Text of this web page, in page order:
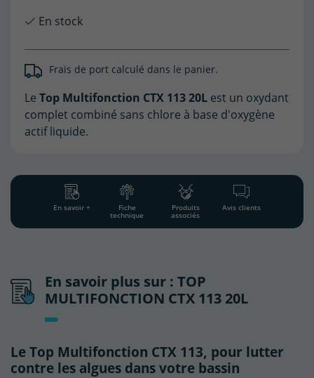
(1 avis)
En stock
Frais de port calculé dans le panier.
Le Top Multifonction CTX 113 20L est un oxydant
complet combiné sans chlore à base d'oxygène
actif liquide.
En savoir + Fiche
technique
Produits
associés
Avis clients
En savoir plus sur : TOP
MULTIFONCTION CTX 113 20L
Le Top Multifonction CTX 113, pour lutter
contre les algues dans votre bassin